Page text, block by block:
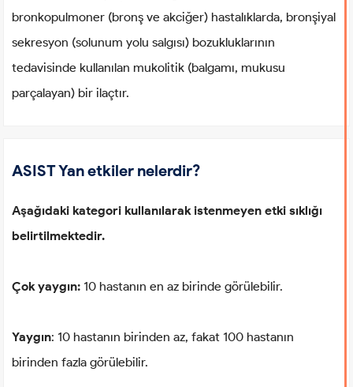
bronkopulmoner (bronş ve akciğer) hastalıklarda, bronşiyal
sekresyon (solunum yolu salgısı) bozukluklarının
tedavisinde kullanılan mukolitik (balgamı, mukusu
parçalayan) bir ilaçtır.
ASIST Yan etkiler nelerdir?
Aşağıdaki kategori kullanılarak istenmeyen etki sıklığı
belirtilmektedir.
Çok yaygın: 10 hastanın en az birinde görülebilir.
Yaygın: 10 hastanın birinden az, fakat 100 hastanın
birinden fazla görülebilir.